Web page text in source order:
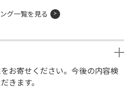
グ一覧を見る
お寄せください。今後の内容検
きます。